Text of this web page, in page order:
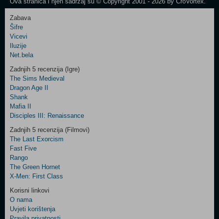
Control
Two
Newsletter
Control
Field
Three
Zabava
Šifre
Vicevi
Iluzije
Net.bela
Zadnjih 5 recenzija (Igre)
The Sims Medieval
Dragon Age II
Shank
Mafia II
Disciples III: Renaissance
Zadnjih 5 recenzija (Filmovi)
The Last Exorcism
Fast Five
Rango
The Green Hornet
X-Men: First Class
Korisni linkovi
O nama
Uvjeti korištenja